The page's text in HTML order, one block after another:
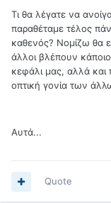
Τι θα λέγατε να
παραθέταμε τέλος
καθενός? Νομίζω θα
άλλοι βλέπουν
κεφάλι μας, αλλά και
οπτική γονία των
Αυτά...
Quote